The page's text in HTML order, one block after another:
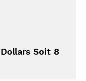
Soit 8